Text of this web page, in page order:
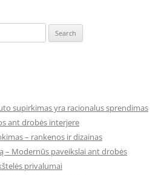
supirkimas yra racionalus sprendimas
ant drobės interjere
– rankenos ir dizainas
– Modernūs paveikslai ant drobės
privalumai